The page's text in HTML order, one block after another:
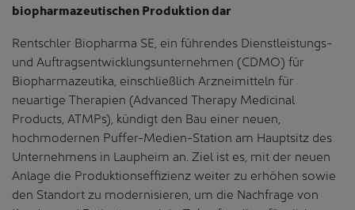
biopharmazeutischen Produktion dar
Rentschler Biopharma SE, ein führendes Dienstleistungs-
und Auftragsentwicklungsunternehmen (CDMO) für
Biopharmazeutika, einschließlich Arzneimitteln für
neuartige Therapien (Advanced Therapy Medicinal
Products, ATMPs), kündigt den Bau einer neuen,
hochmodernen Puffer-Medien-Station am Hauptsitz des
Unternehmens in Laupheim an. Ziel ist es, mit der neuen
Anlage die Produktionseffizienz weiter zu erhöhen sowie
den Standort zu modernisieren, um die Nachfrage von